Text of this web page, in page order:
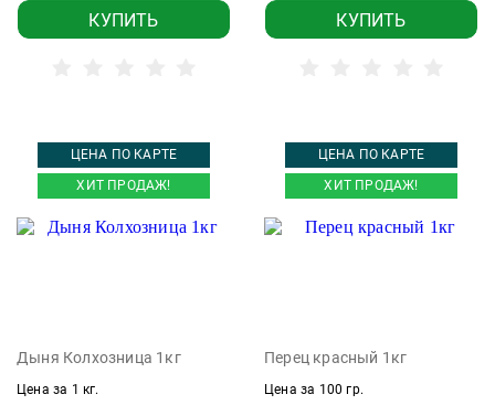
КУПИТЬ КУПИТЬ
ЦЕНА ПО КАРТЕ
ХИТ ПРОДАЖ!
Дыня Колхозница 1кг
Цена за 1 кг.
ЦЕНА ПО КАРТЕ
ХИТ ПРОДАЖ!
Перец красный 1кг
Цена за 100 гр.